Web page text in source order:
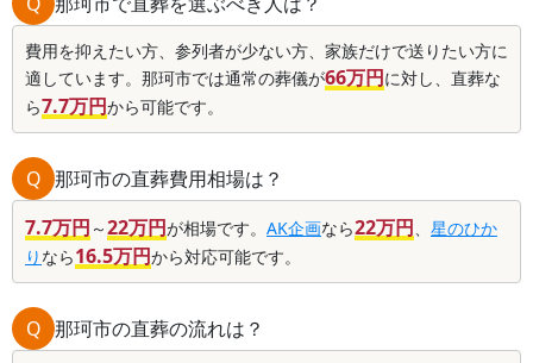
費用を抑えたい方、参列者が少ない方、家族だけで送りたい方に
適しています。那珂市では通常の葬儀が66万円に対し、直葬な
ら7.7万円から可能です。
Q 那珂市の直葬費用相場は？
7.7万円 ～22万円が相場です。 AK企画なら22万円、 星のひか
り なら16.5万円から対応可能です。
Q 那珂市の直葬の流れは？